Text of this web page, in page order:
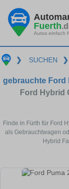
Fuerth
Autos einfach
❯ SUCHEN ❯
gebrauchte Ford
Ford Hybrid
Finde in Fürth für Ford
als Gebrauchtwagen
Hybrid